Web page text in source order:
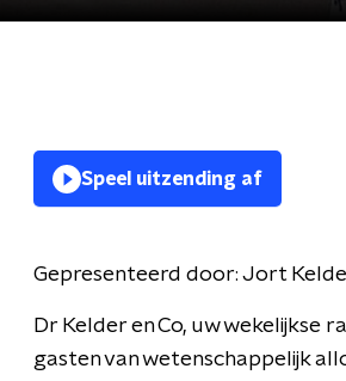
Speel uitzending af
Gepresenteerd door: Jort
Dr Kelder en Co, uw wekelijkse
gasten van wetenschappelijk